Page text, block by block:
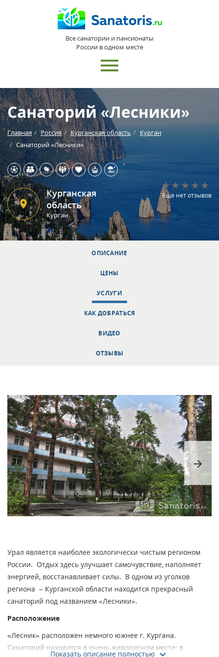
Все санатории и пансионаты
России в одном месте
Санаторий «Лесники»
Главная Россия Курганская область
Курган
Санаторий «Лесники»
Курганская
область
Курган
Еще нет отзывов
ОПИСАНИЕ
ЦЕНЫ
УСЛУГИ
КАК ДОБРАТЬСЯ
ВИДЕО
ОТЗЫВЫ
arrow_forward
Урал является наиболее экологически чистым регионом
России. Отдых здесь улучшает самочувствие, наполняет
энергией, восстанавливает силы. В одном из уголков
региона – Курганской области находится прекрасный
санаторий под названием «Лесники».
Расположение
«Лесник» расположен немного южнее г. Кургана.
Санаторий находится в очень живописном месте: в
Показать описание полностью